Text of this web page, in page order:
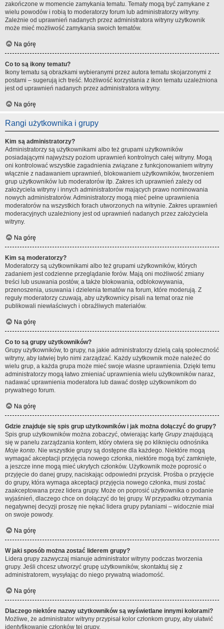
zakończone w momencie zamykania tematu. Tematy mogą być zamykane z
wielu powodów i robią to moderatorzy forum lub administratorzy witryny.
Zależnie od uprawnień nadanych przez administratora witryny użytkownik
może mieć możliwość zamykania swoich tematów.
Na górę
Co to są ikony tematu?
Ikony tematu są obrazkami wybieranymi przez autora tematu skojarzonymi z
postami – sugerują ich treść. Możliwość korzystania z ikon tematu uzależniona
jest od uprawnień nadanych przez administratora witryny.
Na górę
Rangi użytkownika i grupy
Kim są administratorzy?
Administratorzy są użytkownikami albo też grupami użytkowników
posiadającymi najwyższy poziom uprawnień kontrolnych całej witryny. Mogą
oni kontrolować wszystkie zagadnienia związane z funkcjonowaniem witryny
włącznie z nadawaniem uprawnień, blokowaniem użytkowników, tworzeniem
grup użytkowników lub moderatorów itp. Zakres ich uprawnień zależy od
założyciela witryny i innych administratorów mających prawo nominowania
nowych administratorów. Administratorzy mogą mieć pełne uprawnienia
moderatorów na wszystkich forach utworzonych na witrynie. Zakres uprawnień
moderacyjnych uzależniony jest od uprawnień nadanych przez założyciela
witryny.
Na górę
Kim są moderatorzy?
Moderatorzy są użytkownikami albo też grupami użytkowników, których
zadaniem jest codzienne przeglądanie forów. Mają oni możliwość zmiany
treści lub usuwania postów, a także blokowania, odblokowywania,
przenoszenia, usuwania i dzielenia tematów na forum, które moderują. Z
reguły moderatorzy czuwają, aby użytkownicy pisali na temat oraz nie
publikowali niewłaściwych i obraźliwych materiałów.
Na górę
Co to są grupy użytkowników?
Grupy użytkowników, to grupy, na jakie administratorzy dzielą całą społeczność
witryny, aby łatwiej było nimi zarządzać. Każdy użytkownik może należeć do
wielu grup, a każda grupa może mieć swoje własne uprawnienia. Dzięki temu
administratorzy mogą łatwo zmieniać uprawnienia wielu użytkowników naraz,
nadawać uprawnienia moderatora lub dawać dostęp użytkownikom do
prywatnego forum.
Na górę
Gdzie znajduje się spis grup użytkowników i jak można dołączyć do grupy?
Spis grup użytkowników można zobaczyć, otwierając kartę Grupyznajdującą
się w panelu zarządzania kontem, który otwiera się po kliknięciu odnośnika
Moje konto. Nie wszystkie grupy są dostępne dla każdego. Niektóre mogą
wymagać akceptacji przyjęcia nowego członka, niektóre mogą być zamknięte,
a jeszcze inne mogą mieć ukrytych członków. Użytkownik może poprosić o
przyjęcie do danej grupy, naciskając odpowiedni przycisk. Prośba o przyjęcie
do grupy, która wymaga akceptacji przyjęcia nowego członka, musi zostać
zaakceptowana przez lidera grupy. Może on poprosić użytkownika o podanie
wyjaśnień, dlaczego chce on dołączyć do tej grupy. W przypadku otrzymania
negatywnej decyzji proszę nie nękać lidera grupy pytaniami – widocznie miał
on swoje powody.
Na górę
W jaki sposób można zostać liderem grupy?
Lidera grupy zazwyczaj mianuje administrator witryny podczas tworzenia
grupy. Jeśli chcesz utworzyć grupę użytkowników, skontaktuj się z
administratorem, wysyłając do niego prywatną wiadomość.
Na górę
Dlaczego niektóre nazwy użytkowników są wyświetlane innymi kolorami?
Możliwe, że administrator witryny przypisał kolor członkom grupy, aby ułatwić
identyfikowanie członków tej grupy.